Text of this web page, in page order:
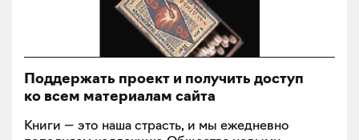
Поддержать проект и получить доступ
ко всем материалам сайта
Книги — это наша страсть, и мы ежедневно